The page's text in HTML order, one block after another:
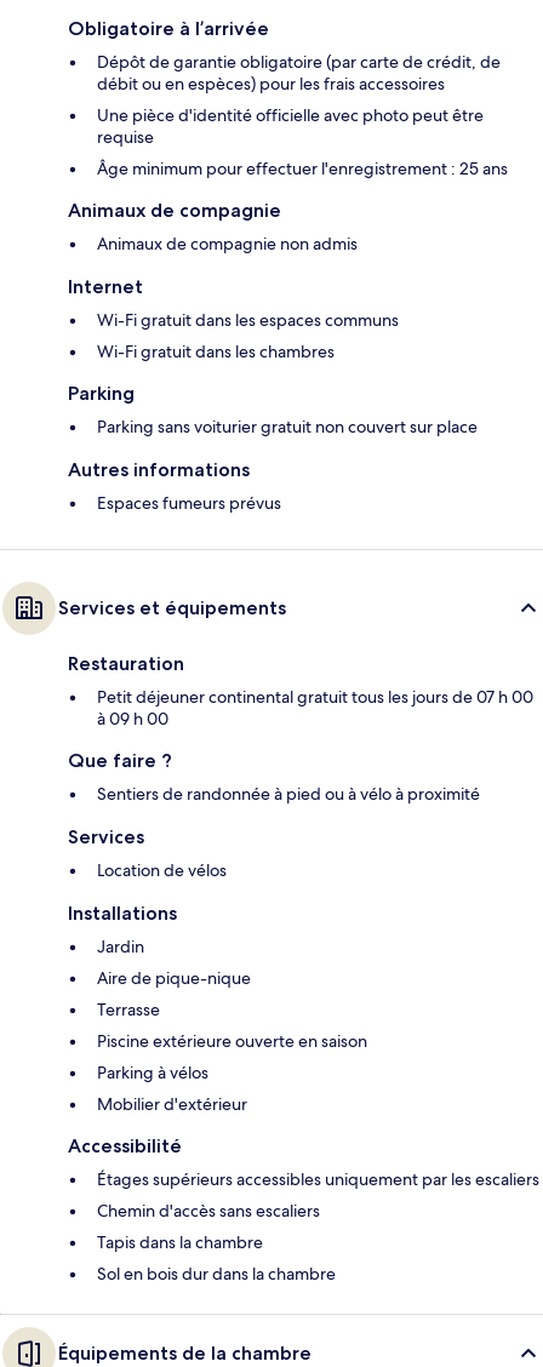
Obligatoire à l’arrivée
Dépôt de garantie obligatoire (par carte de crédit, de
débit ou en espèces) pour les frais accessoires
Une pièce d'identité officielle avec photo peut être
requise
Âge minimum pour effectuer l'enregistrement : 25 ans
Animaux de compagnie
Animaux de compagnie non admis
Internet
Wi-Fi gratuit dans les espaces communs
Wi-Fi gratuit dans les chambres
Parking
Parking sans voiturier gratuit non couvert sur place
Autres informations
Espaces fumeurs prévus
Services et équipements
Restauration
Petit déjeuner continental gratuit tous les jours de 07 h 00
à 09 h 00
Que faire ?
Sentiers de randonnée à pied ou à vélo à proximité
Services
Location de vélos
Installations
Jardin
Aire de pique-nique
Terrasse
Piscine extérieure ouverte en saison
Parking à vélos
Mobilier d'extérieur
Accessibilité
Étages supérieurs accessibles uniquement par les escaliers
Chemin d'accès sans escaliers
Tapis dans la chambre
Sol en bois dur dans la chambre
Équipements de la chambre